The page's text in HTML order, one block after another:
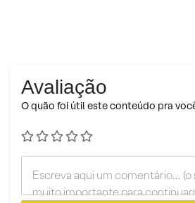
Avaliação
O quão foi útil este conteúdo pra